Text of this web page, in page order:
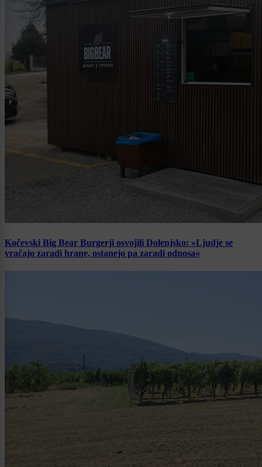
Kočevski Big Bear Burgerji osvojili Dolenjsko: »Ljudje se
vračajo zaradi hrane, ostanejo pa zaradi odnosa«